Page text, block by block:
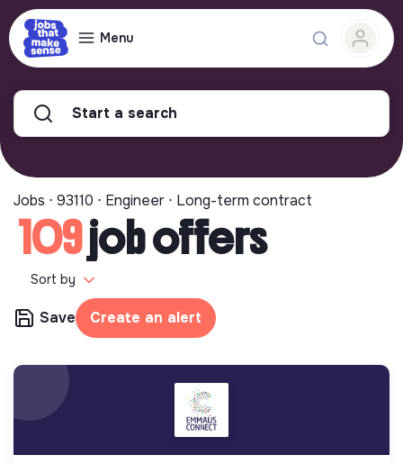
Menu
Start a search
Jobs ⋅ 93110 ⋅ Engineer ⋅ Long-term contract
109job offers
Sort by
Save Create an alert